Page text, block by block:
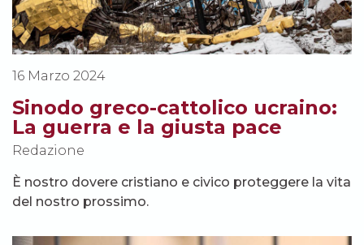
16 Marzo 2024
Sinodo greco-cattolico ucraino:
La guerra e la giusta pace
Redazione
È nostro dovere cristiano e civico proteggere la vita
del nostro prossimo.